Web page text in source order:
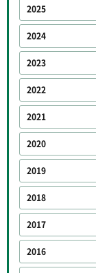
2025
2024
2023
2022
2021
2020
2019
2018
2017
2016